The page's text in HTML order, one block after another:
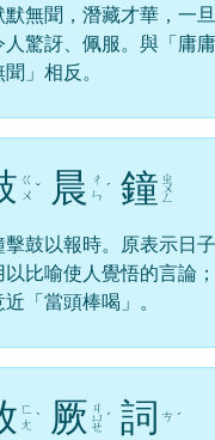
默無聞，潛藏才華，一
驚訝、佩服。與「庸
」相反。
ㄍ
ㄨ ˇ 晨
ㄔ
ㄣ ˊ 鐘 ㄓ
ㄨ
ㄥ
鼓以報時。原表示日
比喻使人覺悟的言論
「當頭棒喝」。
ㄈ
ㄤ ˋ 厥 ㄐ
ㄩ
ㄝ
ˊ 詞 ㄘ ˊ